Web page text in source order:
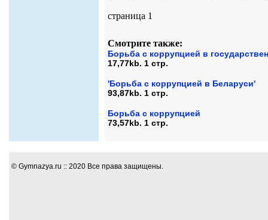
страница 1
Смотрите также:
Борьба с коррупцией в
17,77kb. 1 стр.
'Борьба с коррупцией в Беларуси'
93,87kb. 1 стр.
Борьба с коррупцией
73,57kb. 1 стр.
© Gymnazya.ru :: 2020 Все права защищены.